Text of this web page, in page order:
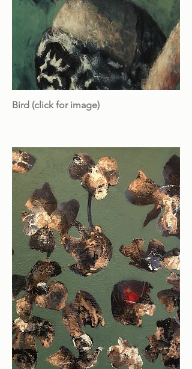
Bird (click for image)